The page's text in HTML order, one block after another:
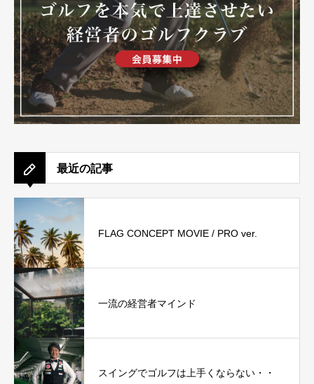
最近の記事
FLAG CONCEPT MOVIE / PRO ver.
一流の経営者マインド
スイングでゴルフは上手くならない・・